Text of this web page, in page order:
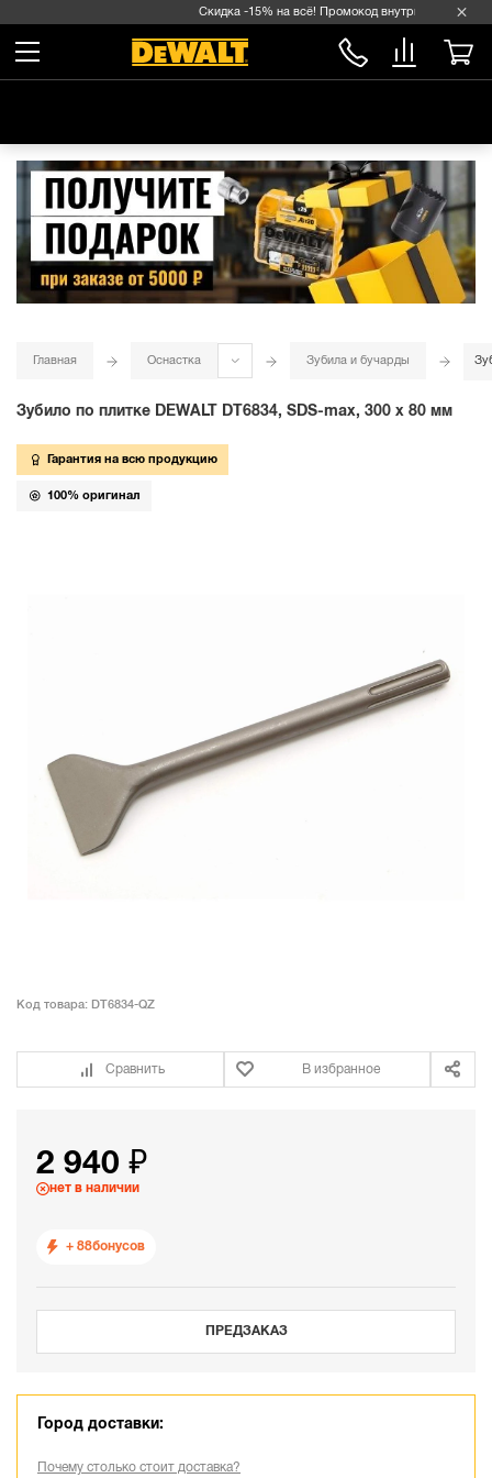
Скидка -15% на всё! Промокод внутри →
Главная Оснастка Зубила и бучарды
Зубило по плитке DEWALT DT6834, SDS-max, 300 x 80 мм
Гарантия на всю продукцию
100% оригинал
Код товара: DT6834-QZ
Сравнить В избранное
2 940 ₽
нет в наличии
+ 88бонусов
ПРЕДЗАКАЗ
Город доставки:
Почему столько стоит доставка?